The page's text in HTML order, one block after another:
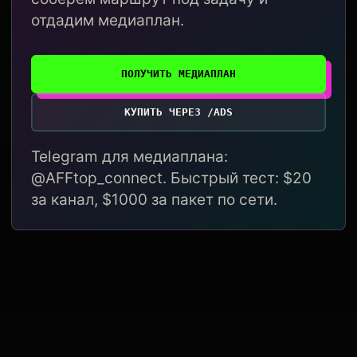
отдадим медиаплан.
ПОЛУЧИТЬ МЕДИАПЛАН
КУПИТЬ ЧЕРЕЗ /ADS
Telegram для медиаплана:
@AFFtop_connect. Быстрый тест: $20
за канал, $1000 за пакет по сети.